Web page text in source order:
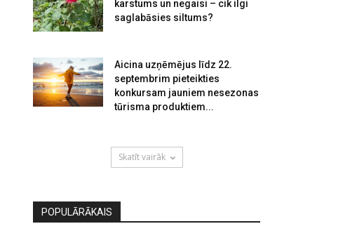
karstums un negaisi – cik ilgi
saglabāsies siltums?
Aicina uzņēmējus līdz 22.
septembrim pieteikties
konkursam jauniem nesezonas
tūrisma produktiem...
Skatīt vairāk
POPULĀRĀKAIS